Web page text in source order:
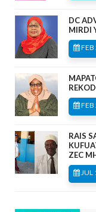
DC
MIRDI
RAIS
ZEC
JUL